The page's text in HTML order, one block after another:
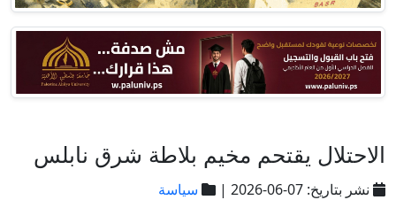
الاحتلال يقتحم مخيم بلاطة شرق نابلس
نشر بتاريخ: 07-06-2026 | سياسة